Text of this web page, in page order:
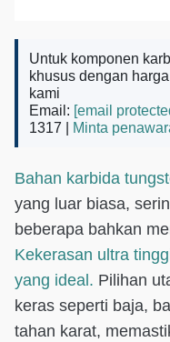
Untuk komponen
khusus dengan
kami
Email: [email
1317 |
Minta
Bahan karbida
yang luar biasa,
beberapa bahkan
Kekerasan ultra
yang ideal. Pilihan
keras seperti baja,
tahan karat,